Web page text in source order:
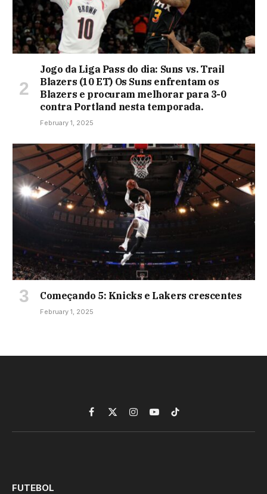
Jogo da Liga Pass do dia: Suns vs. Trail
Blazers (10 ET) Os Suns enfrentam os
Blazers e procuram melhorar para 3-0
contra Portland nesta temporada.
February 1, 2025
Começando 5: Knicks e Lakers crescentes
February 1, 2025
Facebook
X
(Twitter)
InstagramYouTubeTikTok
FUTEBOL